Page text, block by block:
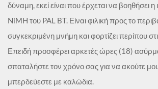
δύναμη, εκεί είναι που έρχεται να βοηθήσει
NiMH του PAL BT. Είναι φιλική προς το
συγκεκριμένη μνήμη και φορτίζει περίπου
Επειδή προσφέρει αρκετές ώρες (18)
σπαταλήστε τον χρόνο σας για να ακούτε
μπερδεύεστε με καλώδια.